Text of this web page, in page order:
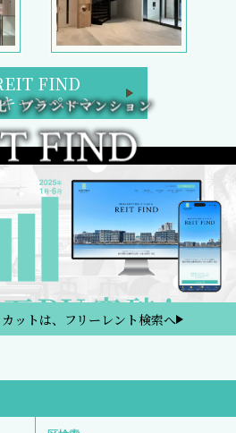
FIND
ャンペーン
ットは、フリーレント検索へ